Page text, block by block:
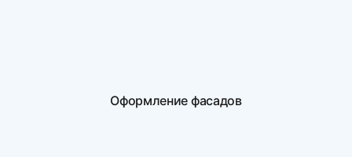
Оформление фасадов